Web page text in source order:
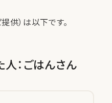
供）は以下です。
人：ごはんさん